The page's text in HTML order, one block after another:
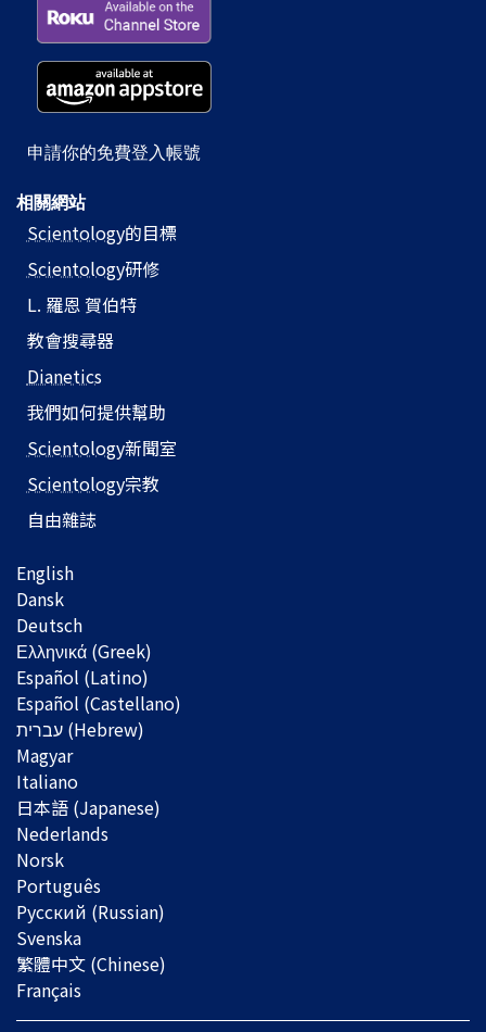
申請你的免費登入帳號
相關網站
Scientology的目標
Scientology研修
L. 羅恩 賀伯特
教會搜尋器
Dianetics
我們如何提供幫助
Scientology新聞室
Scientology宗教
自由雜誌
English
Dansk
Deutsch
Ελληνικά (Greek)
Español (Latino)
Español (Castellano)
Magyar
Italiano
日本語 (Japanese)
Nederlands
Norsk
Português
Русский (Russian)
Svenska
繁體中文 (Chinese)
Français